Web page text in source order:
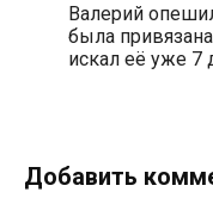
Валерий
была
искал её уже 7
Добавить